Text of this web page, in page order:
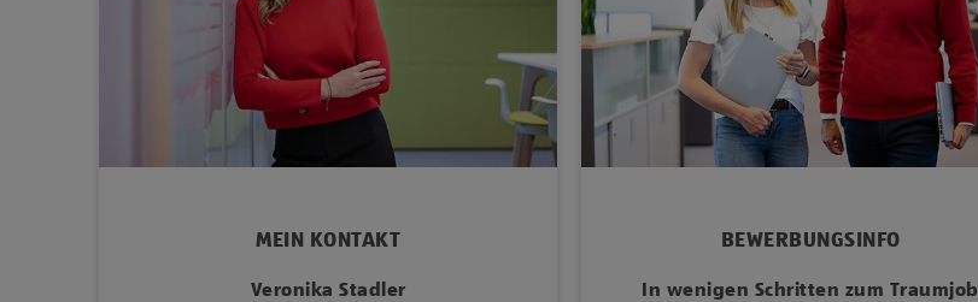
MEIN KONTAKT
Veronika Stadler
BEWERBUNGSINFO
In wenigen Schritten zum Traumjob